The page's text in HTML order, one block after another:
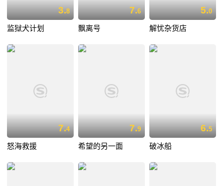
3.8
监狱犬计划
7.6
飘离号
5.0
解忧杂货店
7.4
怒海救援
7.9
希望的另一面
6.5
破冰船